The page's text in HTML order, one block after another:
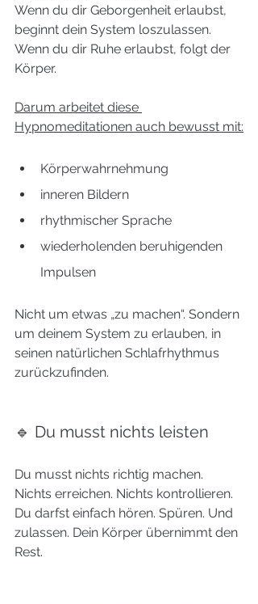
Wenn du dir Geborgenheit erlaubst,
beginnt dein System loszulassen.
Wenn du dir Ruhe erlaubst, folgt der
Körper.
Darum arbeitet diese
Hypnomeditationen auch bewusst mit:
Körperwahrnehmung
inneren Bildern
rhythmischer Sprache
wiederholenden beruhigenden
Impulsen
Nicht um etwas „zu machen“. Sondern
um deinem System zu erlauben, in
seinen natürlichen Schlafrhythmus
zurückzufinden.
🔹 Du musst nichts leisten
Du musst nichts richtig machen.
Nichts erreichen. Nichts kontrollieren.
Du darfst einfach hören. Spüren. Und
zulassen. Dein Körper übernimmt den
Rest.